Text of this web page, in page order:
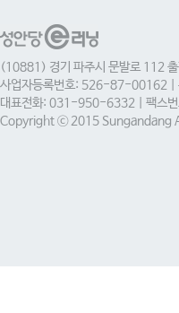
(10881) 경기 파주시 문발로 112
사업자등록번호: 526-87-00162 |
대표전화: 031-950-6332 | 팩
Copyright ⓒ 2015 Sungandang